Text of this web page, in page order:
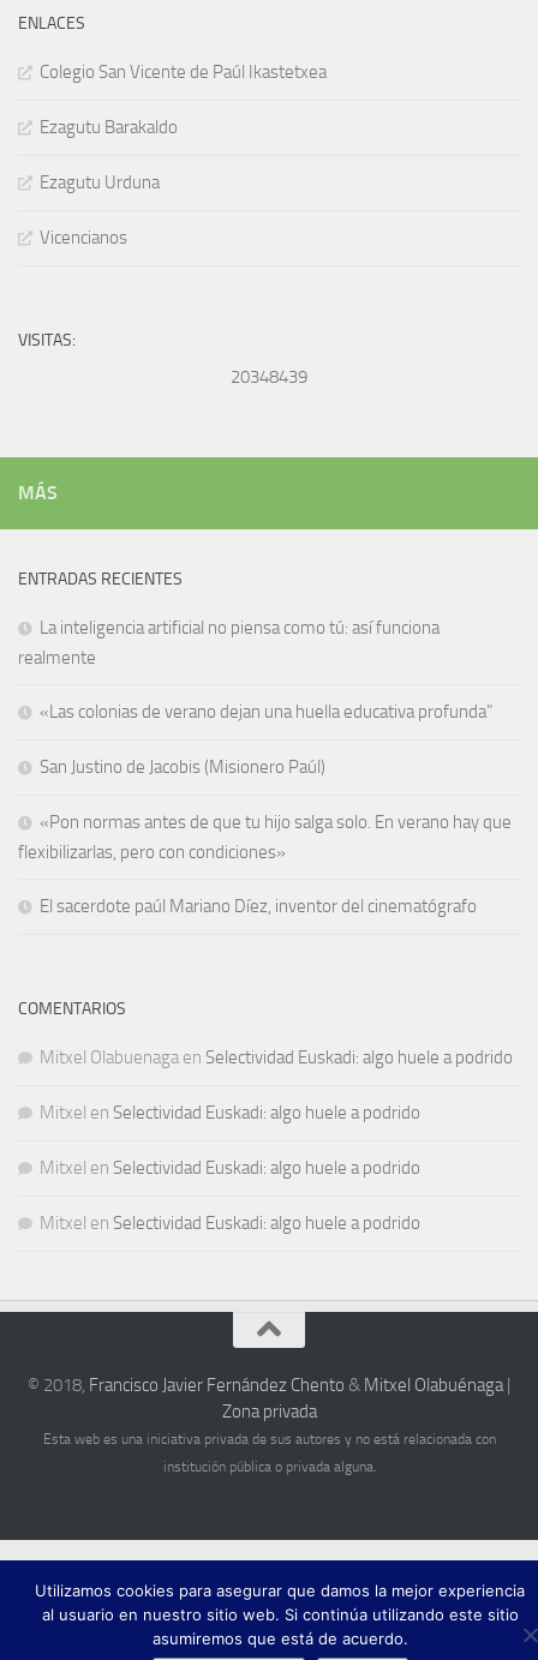
ENLACES
Colegio San Vicente de Paúl Ikastetxea
Ezagutu Barakaldo
Ezagutu Urduna
Vicencianos
VISITAS:
20348439
MÁS
ENTRADAS RECIENTES
La inteligencia artificial no piensa como tú: así funciona
realmente
«Las colonias de verano dejan una huella educativa profunda”
San Justino de Jacobis (Misionero Paúl)
«Pon normas antes de que tu hijo salga solo. En verano hay que
flexibilizarlas, pero con condiciones»
El sacerdote paúl Mariano Díez, inventor del cinematógrafo
COMENTARIOS
Mitxel Olabuenaga en Selectividad Euskadi: algo huele a podrido
Mitxel en Selectividad Euskadi: algo huele a podrido
Mitxel en Selectividad Euskadi: algo huele a podrido
Mitxel en Selectividad Euskadi: algo huele a podrido
© 2018, Francisco Javier Fernández Chento & Mitxel Olabuénaga|
Zona privada
Esta web es una iniciativa privada de sus autores y no está relacionada con
institución pública o privada alguna.
Utilizamos cookies para asegurar que damos la mejor experiencia
al usuario en nuestro sitio web. Si continúa utilizando este sitio
asumiremos que está de acuerdo.